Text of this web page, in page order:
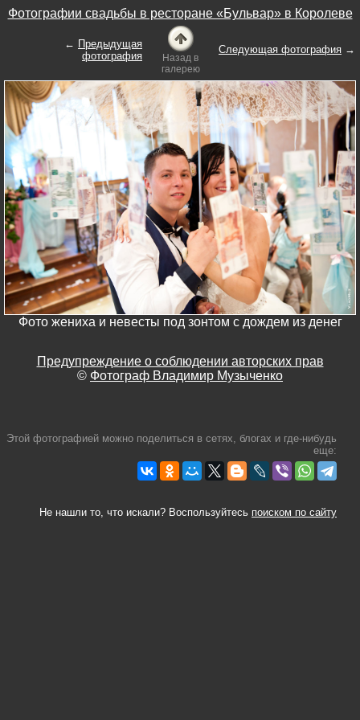
Фотографии свадьбы в ресторане «Бульвар» в Королеве
← Предыдущая
фотография
Назад в
галерею
Следующая фотография →
Фото жениха и невесты под зонтом с дождем из денег
Предупреждение о соблюдении авторских прав
© Фотограф Владимир Музыченко
Этой фотографией можно поделиться в сетях, блогах и где-нибудь
еще:
Не нашли то, что искали? Воспользуйтесь поиском по сайту